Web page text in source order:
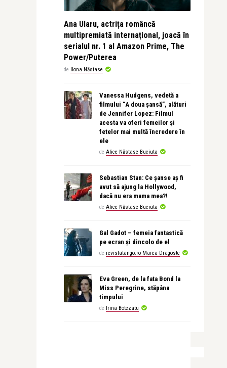
Ana Ularu, actrița româncă
multipremiată internațional, joacă în
serialul nr. 1 al Amazon Prime, The
Power/Puterea
de Ilona Năstase
Vanessa Hudgens, vedetă a
filmului “A doua șansă”, alături
de Jennifer Lopez: Filmul
acesta va oferi femeilor și
fetelor mai multă încredere în
ele
de Alice Năstase Buciuta
Sebastian Stan: Ce șanse aș fi
avut să ajung la Hollywood,
dacă nu era mama mea?!
de Alice Năstase Buciuta
Gal Gadot – femeia fantastică
pe ecran și dincolo de el
de revistatango.ro Marea Dragoste
Eva Green, de la fata Bond la
Miss Peregrine, stăpâna
timpului
de Irina Botezatu